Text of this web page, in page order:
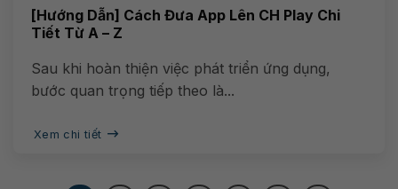
[Hướng Dẫn] Cách Đưa App Lên CH Play Chi
Tiết Từ A – Z
Sau khi hoàn thiện việc phát triển ứng dụng,
bước quan trọng tiếp theo là...
Xem chi tiết